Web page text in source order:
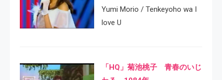
Yumi Morio / Tenkeyoho wa I
love U
「HQ」菊池桃子 青春のいじ